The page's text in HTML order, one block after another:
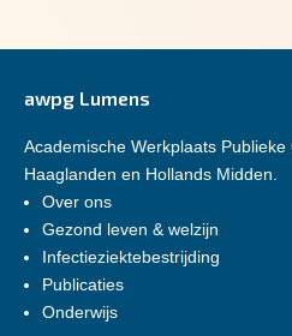
awpg Lumens
Academische Werkplaats Publieke
Haaglanden en Hollands Midden.
Over ons
Gezond leven & welzijn
Infectieziektebestrijding
Publicaties
Onderwijs